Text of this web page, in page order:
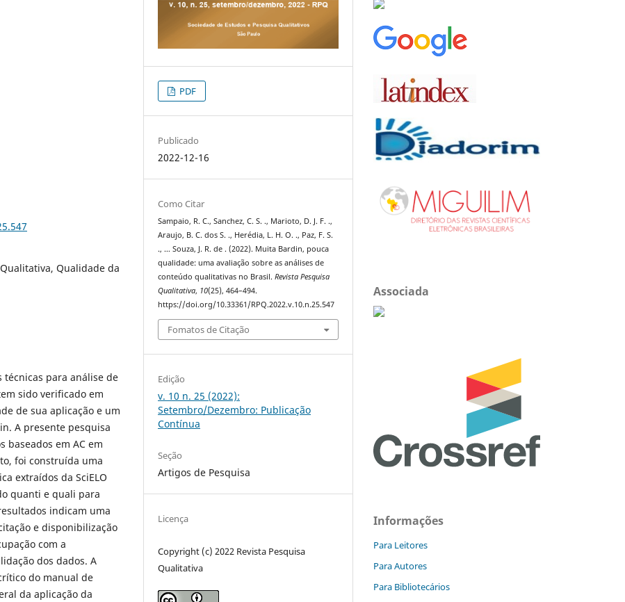
Qualidade da
técnicas para análise de
sido verificado em
de sua aplicação e um
A presente pesquisa
baseados em AC em
foi construída uma
extraídos da SciELO
quanti e quali para
indicam uma
e disponibilização
com a
dos dados. A
do manual de
da aplicação da
PDF
Publicado
2022-12-16
Como Citar
Sampaio, R. C., Sanchez, C. S. ., Marioto, D. J. F. .,
Araujo, B. C. dos S. ., Herédia, L. H. O. ., Paz, F. S.
., … Souza, J. R. de . (2022). Muita Bardin, pouca
qualidade: uma avaliação sobre as análises de
conteúdo qualitativas no Brasil.Revista Pesquisa
Qualitativa, 10(25), 464–494.
https://doi.org/10.33361/RPQ.2022.v.10.n.25.547
Fomatos de Citação
Edição
v. 10 n. 25 (2022):
Setembro/Dezembro: Publicação
Contínua
Seção
Artigos de Pesquisa
Licença
Copyright (c) 2022 Revista Pesquisa
Qualitativa
Associada
Informações
Para Leitores
Para Autores
Para Bibliotecários